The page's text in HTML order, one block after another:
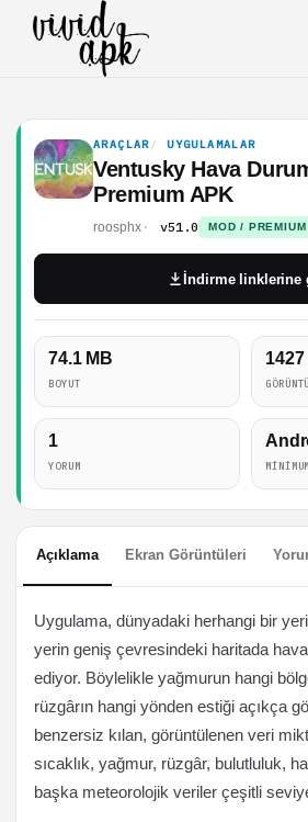
ARAÇLAR UYGULAMALAR
Ventusky Hava
Premium APK
roosphx v51.0 MOD / PREMIUM
74.1 MB
BOYUT
1427
1
YORUM
İndirme linklerine
Açıklama Ekran Görüntüleri
Uygulama, dünyadaki herhangi bir
yerin geniş çevresindeki haritada
ediyor. Böylelikle yağmurun hangi
rüzgârın hangi yönden estiği açıkça
benzersiz kılan, görüntülenen veri
sıcaklık, yağmur, rüzgâr, bulutluluk,
başka meteorolojik veriler çeşitli